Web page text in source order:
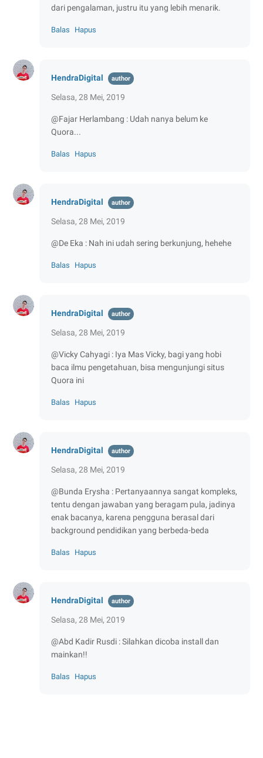
dari pengalaman, justru itu yang lebih menarik.
Balas Hapus
HendraDigital
Selasa, 28 Mei, 2019
@Fajar Herlambang : Udah nanya belum ke
Quora...
Balas Hapus
HendraDigital
Selasa, 28 Mei, 2019
@De Eka : Nah ini udah sering berkunjung, hehehe
Balas Hapus
HendraDigital
Selasa, 28 Mei, 2019
@Vicky Cahyagi : Iya Mas Vicky, bagi yang hobi
baca ilmu pengetahuan, bisa mengunjungi situs
Quora ini
Balas Hapus
HendraDigital
Selasa, 28 Mei, 2019
@Bunda Erysha : Pertanyaannya sangat kompleks,
tentu dengan jawaban yang beragam pula, jadinya
enak bacanya, karena pengguna berasal dari
background pendidikan yang berbeda-beda
Balas Hapus
HendraDigital
Selasa, 28 Mei, 2019
@Abd Kadir Rusdi : Silahkan dicoba install dan
mainkan!!
Balas Hapus